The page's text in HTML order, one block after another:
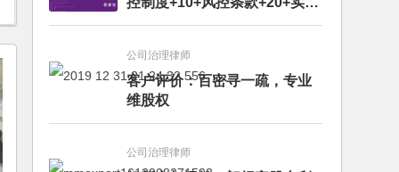
文章+每月动态
公司治理律师
客户评价：百密寻一疏，专业
维股权
公司治理律师